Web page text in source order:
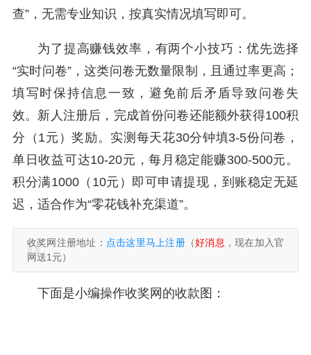
查”，无需专业知识，按真实情况填写即可。
为了提高赚钱效率，有两个小技巧：优先选择
“实时问卷”，这类问卷无数量限制，且通过率更高；
填写时保持信息一致，避免前后矛盾导致问卷失
效。新人注册后，完成首份问卷还能额外获得100积
分（1元）奖励。实测每天花30分钟填3-5份问卷，
单日收益可达10-20元，每月稳定能赚300-500元。
积分满1000（10元）即可申请提现，到账稳定无延
迟，适合作为“零花钱补充渠道”。
收奖网注册地址： 点击这里马上注册（好消息 ，现在加入官
网送1元）
下面是小编操作收奖网的收款图：